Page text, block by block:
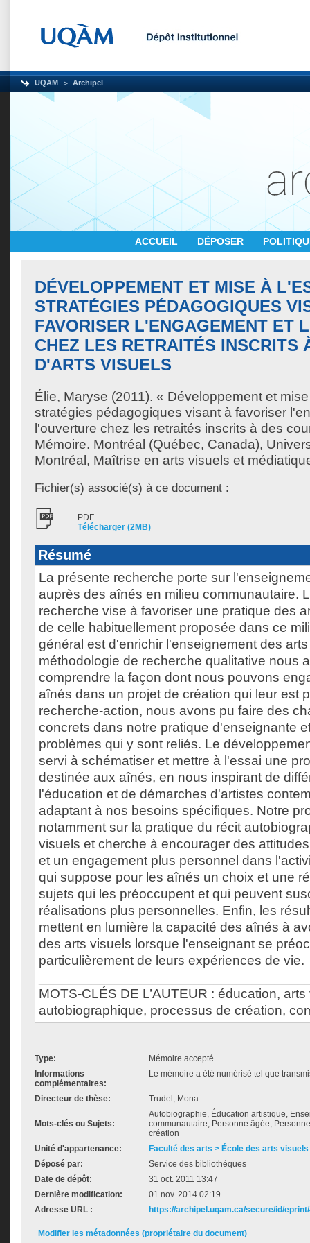
UQAM Archipel
ACCUEIL DÉPOSER
DÉVELOPPEMENT ET MISE À
STRATÉGIES PÉDAGOGIQUES
FAVORISER L'ENGAGEMENT ET
CHEZ LES RETRAITÉS INSCRITS
D'ARTS VISUELS
Élie, Maryse (2011). « Développement et
stratégies pédagogiques visant à favoriser
l'ouverture chez les retraités inscrits à des
Mémoire. Montréal (Québec, Canada),
Montréal, Maîtrise en arts visuels et
Fichier(s) associé(s) à ce document :
PDF
Télécharger (2MB)
Résumé
La présente recherche porte sur
auprès des aînés en milieu communautaire.
recherche vise à favoriser une pratique des
de celle habituellement proposée dans ce
général est d'enrichir l'enseignement des
méthodologie de recherche qualitative nous
comprendre la façon dont nous pouvons
aînés dans un projet de création qui leur est
recherche-action, nous avons pu faire des
concrets dans notre pratique d'enseignante
problèmes qui y sont reliés. Le
servi à schématiser et mettre à l'essai une
destinée aux aînés, en nous inspirant de
l'éducation et de démarches d'artistes
adaptant à nos besoins spécifiques. Notre
notamment sur la pratique du récit
visuels et cherche à encourager des
et un engagement plus personnel dans
qui suppose pour les aînés un choix et une
sujets qui les préoccupent et qui peuvent
réalisations plus personnelles. Enfin, les
mettent en lumière la capacité des aînés à
des arts visuels lorsque l'enseignant se
particulièrement de leurs expériences de vie.
MOTS-CLÉS DE L’AUTEUR : éducation,
autobiographique, processus de création,
Type:
Mémoire accepté
Informations
complémentaires:
Le mémoire a été numérisé tel que
Directeur de thèse: Trudel, Mona
Mots-clés ou Sujets:
Autobiographie, Éducation artistique,
communautaire, Personne âgée,
création
Unité d'appartenance:
Faculté des arts > École des arts
Déposé par:
Service des bibliothèques
Date de dépôt:
31 oct. 2011 13:47
Dernière modification:
01 nov. 2014 02:19
Adresse URL :
https://archipel.uqam.ca/secure/id/
Modifier les métadonnées (propriétaire du document)